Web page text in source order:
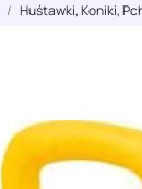
Huśtawki, Koniki,